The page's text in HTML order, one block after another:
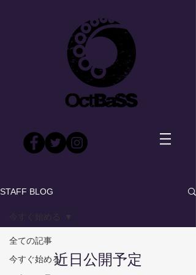
STAFF BLOG
全ての記事
今すぐ始める
今すぐ始める
近日公開予定